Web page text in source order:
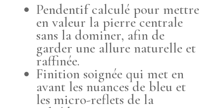
Pendentif calculé pour mettre
en valeur la pierre centrale
sans la dominer, afin de
garder une allure naturelle et
raffinée.
Finition soignée qui met en
avant les nuances de bleu et
les micro-reflets de la